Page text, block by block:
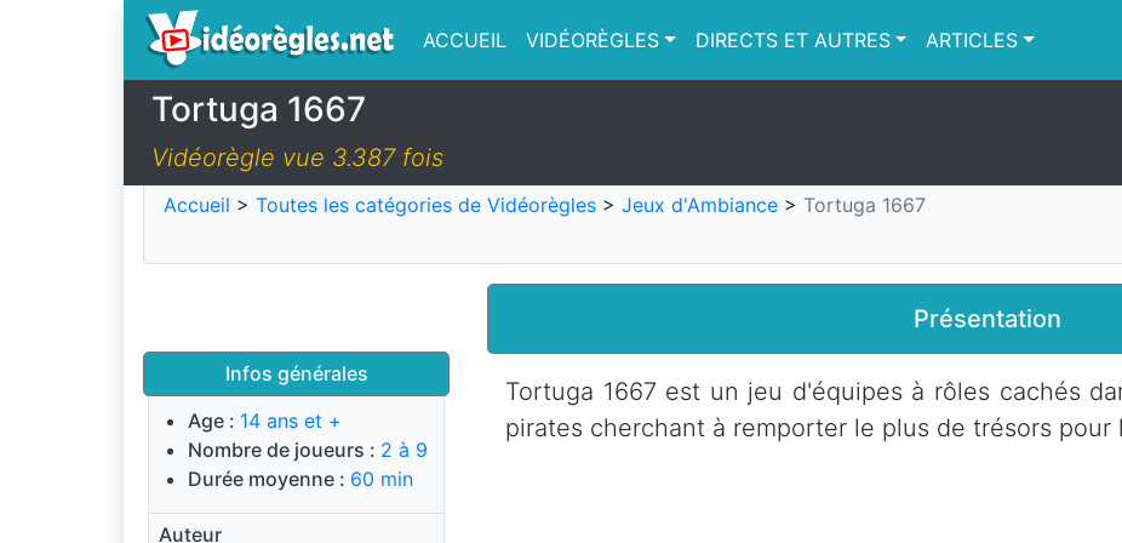
ACCUEIL VIDÉORÈGLES DIRECTS ET AUTRES ARTICLES
Tortuga 1667
Vidéorègle vue 3.387 fois
Accueil > Toutes les catégories de Vidéorègles > Jeux d'Ambiance > Tortuga 1667
Infos générales
Age : 14 ans et +
Nombre de joueurs : 2 à 9
Durée moyenne : 60 min
Auteur
Présentation
Tortuga 1667 est un jeu d'équipes à rôles cachés
pirates cherchant à remporter le plus de trésors